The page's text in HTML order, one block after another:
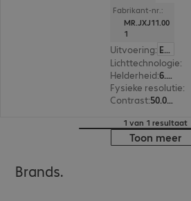
Fabrikant-nr.:
MR.JXJ11.00
1
Uitvoering: Europa
Lichttechnologie:
Helderheid:
6.000 ANSI-lumen
Fysieke resolutie:
Contrast: 50.000:1
1 van 1 resultaat
Toon meer
Brands.